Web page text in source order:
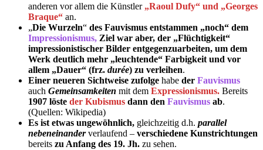
anderen vor allem die Künstler „Raoul Dufy“ und „Georges
Braque“ an.
„Die Wurzeln“ des Fauvismus entstammen „noch“ dem
Impressionismus, Ziel war aber, der „Flüchtigkeit“
impressionistischer Bilder entgegenzuarbeiten, um dem
Werk deutlich mehr „leuchtende“ Farbigkeit und vor
allem „Dauer“ (frz. durée) zu verleihen.
Einer neueren Sichtweise zufolge habe der Fauvismus
auch Gemeinsamkeiten mit dem Expressionismus. Bereits
1907 löste der Kubismus dann den Fauvismus ab.
(Quellen: Wikipedia)
Es ist etwas ungewöhnlich, gleichzeitig d.h. parallel
nebeneinanderverlaufend – verschiedene Kunstrichtungen
bereits zu Anfang des 19. Jh. zu sehen.